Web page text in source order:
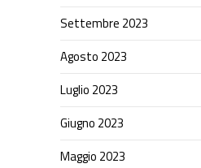
Settembre 2023
Agosto 2023
Luglio 2023
Giugno 2023
Maggio 2023